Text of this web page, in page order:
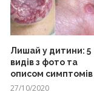
Лишай у дитини: 5
видів з фото та
описом симптомів
27/10/2020